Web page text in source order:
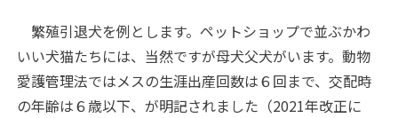
繁殖引退犬を例とします。ペットショップで並ぶかわ
いい犬猫たちには、当然ですが母犬父犬がいます。動物
愛護管理法ではメスの生涯出産回数は６回まで、交配時
の年齢は６歳以下、が明記されました（2021年改正に